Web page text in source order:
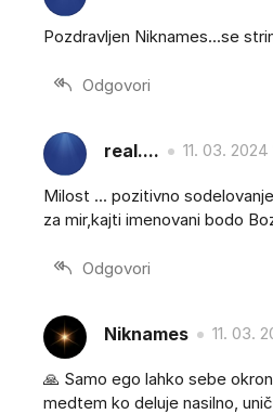
Pozdravljen Niknames...se
Odgovori
real.... 11. 03. 2024
Milost ... pozitivno
za mir,kajti imenovani bodo
Odgovori
Niknames 11. 03.
🙏 Samo ego lahko sebe
medtem ko deluje nasilno,